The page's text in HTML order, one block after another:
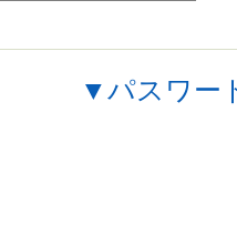
▼パスワー